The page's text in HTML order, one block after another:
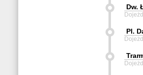
Dw.
Pl.